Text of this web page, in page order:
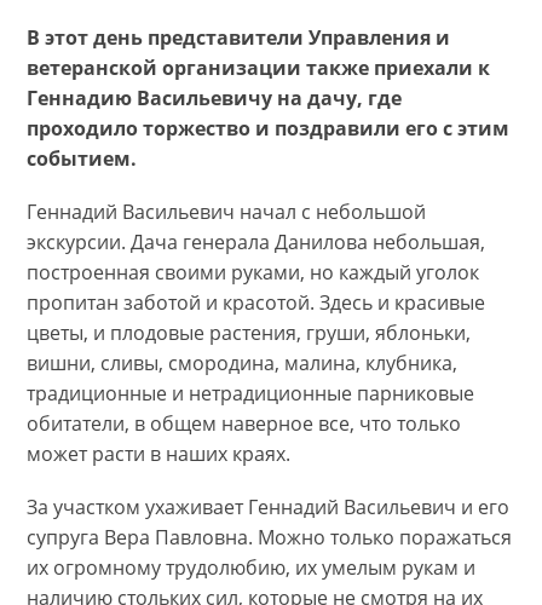
В этот день представители Управления и
ветеранской организации также приехали к
Геннадию Васильевичу на дачу, где
проходило торжество и поздравили его с этим
событием.
Геннадий Васильевич начал с небольшой
экскурсии. Дача генерала Данилова небольшая,
построенная своими руками, но каждый уголок
пропитан заботой и красотой. Здесь и красивые
цветы, и плодовые растения, груши, яблоньки,
вишни, сливы, смородина, малина, клубника,
традиционные и нетрадиционные парниковые
обитатели, в общем наверное все, что только
может расти в наших краях.
За участком ухаживает Геннадий Васильевич и его
супруга Вера Павловна. Можно только поражаться
их огромному трудолюбию, их умелым рукам и
наличию стольких сил, которые не смотря на их